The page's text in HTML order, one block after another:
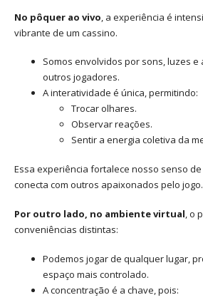
No pôquer ao vivo, a experiência é
vibrante de um cassino.
Somos envolvidos por sons, luzes e
outros jogadores.
A interatividade é única, permitindo:
Trocar olhares.
Observar reações.
Sentir a energia coletiva da
Essa experiência fortalece nosso senso
conecta com outros apaixonados pelo jogo.
Por outro lado, no ambiente virtual, o
conveniências distintas:
Podemos jogar de qualquer lugar,
espaço mais controlado.
A concentração é a chave, pois: